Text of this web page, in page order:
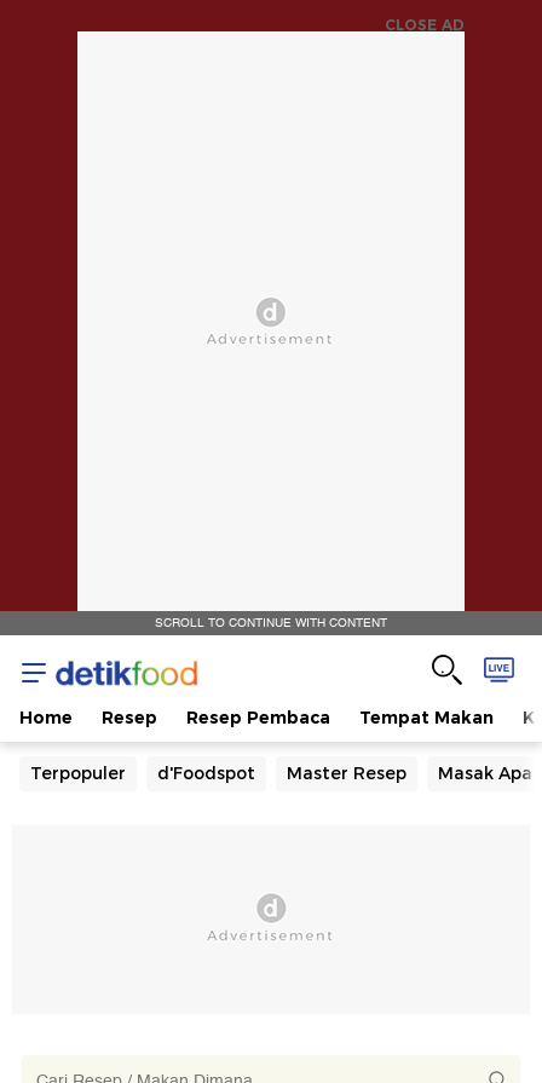
CLOSE AD
SCROLL TO CONTINUE WITH CONTENT
Home Resep Resep Pembaca Tempat Makan
Terpopuler d'Foodspot Master Resep Masak Apa